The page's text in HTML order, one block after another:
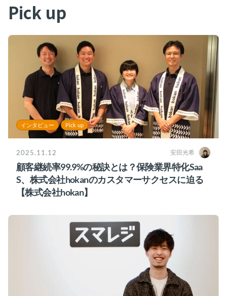
Pick up
インタビュー Pick up
2025.11.12 安田光希
顧客継続率99.9%の秘訣とは？保険業界特化Saa
S、株式会社hokanのカスタマーサクセスに迫る
【株式会社hokan】